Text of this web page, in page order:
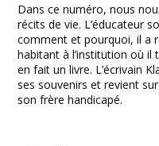
Dans ce numéro, nous
récits de vie. L’éducateur
comment et pourquoi, il a
habitant à l’institution où il
en fait un livre. L’écrivain
ses souvenirs et revient
son frère handicapé.